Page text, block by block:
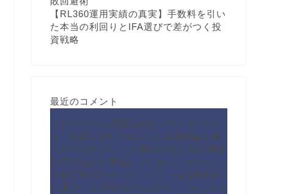
【RL360運用実績の真実】手数料を引い
た本当の利回りとIFA選びで差がつく投
資戦略
最近のコメント
【グローバル資産運用ならマイプロパテ
ィ 毎月5万円で安心した老後資金を積
み立てるオフショア保険の個人年金保険
の取り扱いを開始しました に マレーシ
ア教育移住のマイプロパティが2024年
11月からお子様のインターナショナルス